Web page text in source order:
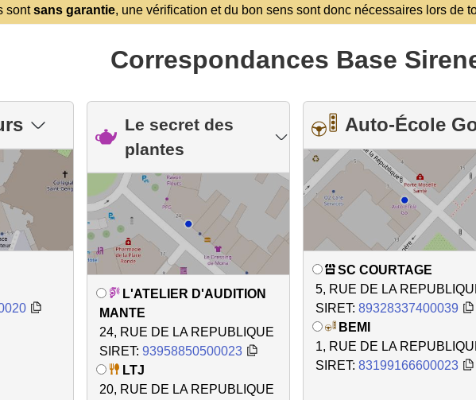
sontsans garantie, une vérification et du bon sens sont donc nécessaires lors de
Correspondances Base
Le secret des
plantes
L'ATELIER D'AUDITION
MANTE
24, RUE DE LA REPUBLIQUE
SIRET: 93958850500023
LTJ
20, RUE DE LA REPUBLIQUE
Auto-École
SC COURTAGE
5, RUE DE LA
SIRET: 89328337400039
BEMI
1, RUE DE LA
SIRET: 83199166600023